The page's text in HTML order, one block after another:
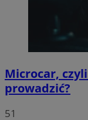
Microcar,
prowadzić?
51